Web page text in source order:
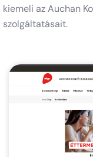
kiemeli az Auchan
szolgáltatásait.